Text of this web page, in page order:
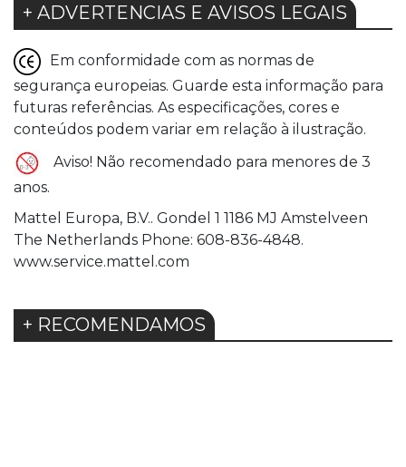
+ ADVERTENCIAS E AVISOS LEGAIS
Em conformidade com as normas de
segurança europeias. Guarde esta informação para
futuras referências. As especificações, cores e
conteúdos podem variar em relação à ilustração.
Aviso! Não recomendado para menores de 3
anos.
Mattel Europa, B.V.. Gondel 1 1186 MJ Amstelveen
The Netherlands Phone: 608-836-4848.
www.service.mattel.com
+ RECOMENDAMOS